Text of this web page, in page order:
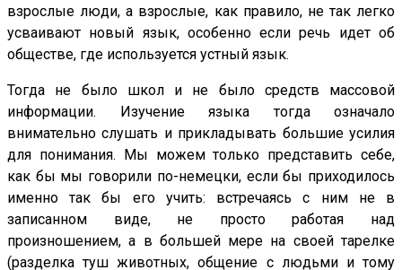
взрослые люди, а взрослые, как правило, не так легко
усваивают новый язык, особенно если речь идет об
обществе, где используется устный язык.
Тогда не было школ и не было средств массовой
информации. Изучение языка тогда означало
внимательно слушать и прикладывать большие усилия
для понимания. Мы можем только представить себе,
как бы мы говорили по-немецки, если бы приходилось
именно так бы его учить: встречаясь с ним не в
записанном виде, не просто работая над
произношением, а в большей мере на своей тарелке
(разделка туш животных, общение с людьми и тому